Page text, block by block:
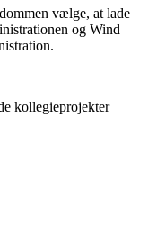
vælge, at lade
og Wind
kollegieprojekter